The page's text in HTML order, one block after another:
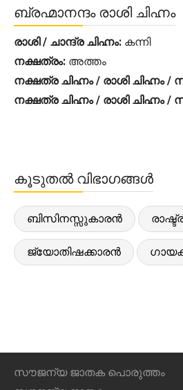
ബ്രഹ്മാനന്ദം രാശി ചിഹ്നം
രാശി / ചാന്ദ്ര ചിഹ്നം: കന്നി
നക്ഷത്രം: അത്തം
നക്ഷത്ര ചിഹ്നം / രാശി ചിഹ്നം
നക്ഷത്ര ചിഹ്നം / രാശി ചിഹ്നം
കൂടുതൽ വിഭാഗങ്ങൾ
ബിസിനസ്സുകാരൻ
ജ്യോതിഷക്കാരൻ
സൗജന്യ ജാതക പൊരുത്തം